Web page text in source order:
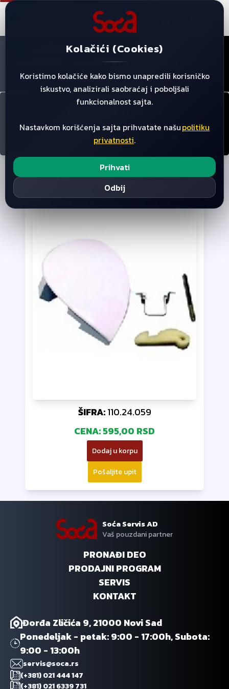
Proizvodi / Default Category
Rucica Vrata Bosch Siemens 12005702
(+381) 063 444 085 servis@soca.rs
Kolačići (Cookies)
Koristimo kolačiće kako bismo unapredili korisničko
iskustvo, analizirali saobraćaj i poboljšali
funkcionalnost sajta.
Nastavkom korišćenja sajta prihvatate našupolitiku
privatnosti.
Prihvati
Odbij
Detalji proizvoda
rucica vrata ARISTON INDESIT 138AK01
RUCICA VRATA ARISTON INDESIT
138AK01
05075323/138AK01/075323
ŠIFRA: 110.24.059
CENA:595,00 RSD
Dodaj u korpu
Pošaljite upit
Soća Servis AD
Vaš pouzdani partner
PRONAĐI DEO
PRODAJNI PROGRAM
SERVIS
KONTAKT
Đorđa Zličića 9, 21000 Novi Sad
Ponedeljak - petak: 9:00 - 17:00h, Subota:
9:00 - 13:00h
servis@soca.rs
(+381) 021 444 147
(+381) 021 6339 731